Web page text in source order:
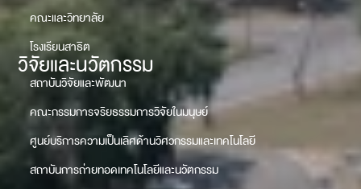
คณะและวิทยาลัย
โรงเรียนสาธิต
วิจัยและนวัตกรรม
สถาบันวิจัยและพัฒนา
คณะกรรมการจริยธรรมการวิจัยในมนุษย์
ศูนย์บริการความเป็นเลิศด้านวิศวกรรมและเทคโนโลยี
สถาบันการถ่ายทอดเทคโนโลยีและนวัตกรรม